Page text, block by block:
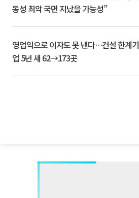
동성 최악 국면 지났을 가능성”
영업익으로 이자도 못 낸다…건설 한계기
업 5년 새 62→173곳